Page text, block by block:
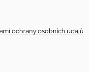
ochrany osobních údajů